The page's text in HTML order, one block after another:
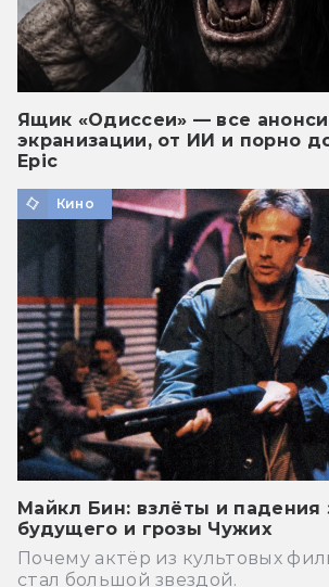
Ящик «Одиссеи» — все
экранизации, от ИИ и порно
Epic
Кино
Майкл Бин: взлёты и падения
будущего и грозы Чужих
Почему актёр из культовых
стал большой звездой.